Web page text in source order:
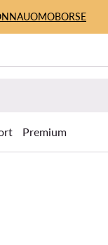
UOMOBORSE
Premium